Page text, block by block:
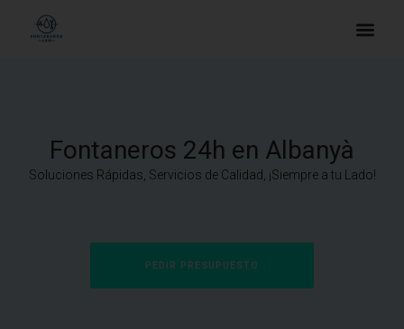
Fontaneros 24h en Albanyà
Soluciones Rápidas, Servicios de Calidad, ¡Siempre a tu Lado!
PEDIR PRESUPUESTO